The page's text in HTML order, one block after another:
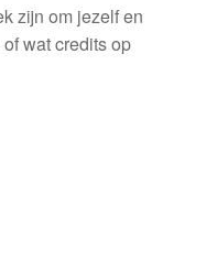
zijn om jezelf en
wat credits op